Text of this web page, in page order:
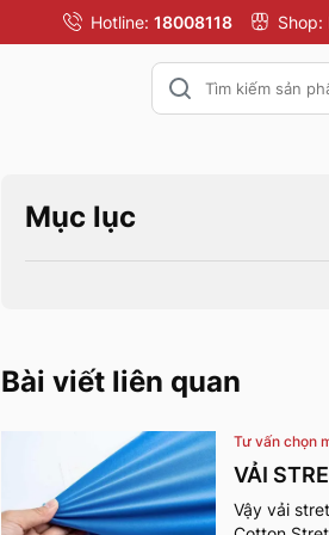
Hotline: 18008118 Shop:
Mục lục
Bài viết liên quan
Tư vấn chọn
VẢI
NHỮNG
Vậy vải